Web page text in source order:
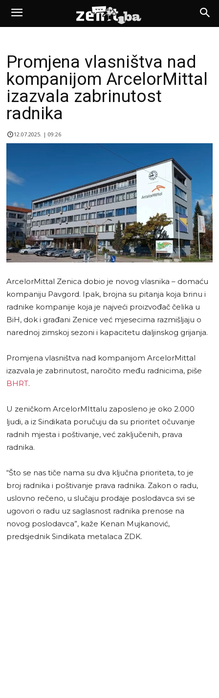
Promjena vlasništva nad
kompanijom ArcelorMittal
izazvala zabrinutost
radnika
12.07.2025. | 09:26
ArcelorMittal Zenica dobio je novog vlasnika – domaću
kompaniju Pavgord. Ipak, brojna su pitanja koja brinu i
radnike kompanije koja je najveći proizvođač čelika u
BiH, dok i građani Zenice već mjesecima razmišljaju o
narednoj zimskoj sezoni i kapacitetu daljinskog grijanja.
Promjena vlasništva nad kompanijom ArcelorMittal
izazvala je zabrinutost, naročito među radnicima, piše
BHRT.
U zeničkom ArcelorMIttalu zaposleno je oko 2.000
ljudi, a iz Sindikata poručuju da su prioritet očuvanje
radnih mjesta i poštivanje, već zaključenih, prava
radnika.
“Što se nas tiče nama su dva ključna prioriteta, to je
broj radnika i poštivanje prava radnika. Zakon o radu,
uslovno rečeno, u slučaju prodaje poslodavca svi se
ugovori o radu uz saglasnost radnika prenose na
novog poslodavca”, kaže Kenan Mujkanović,
predsjednik Sindikata metalaca ZDK.